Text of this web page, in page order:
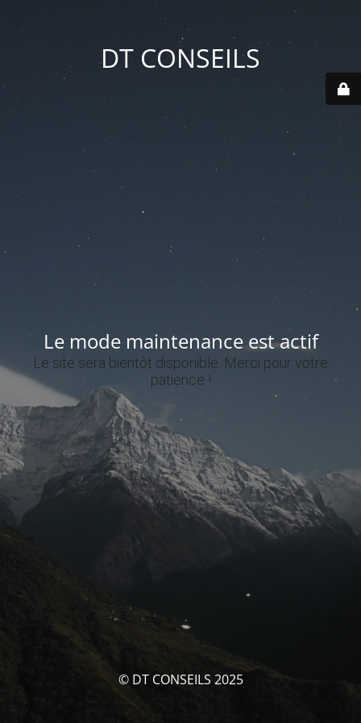
DT CONSEILS
Le mode maintenance est actif
Le site sera bientôt disponible. Merci pour votre
patience !
© DT CONSEILS 2025